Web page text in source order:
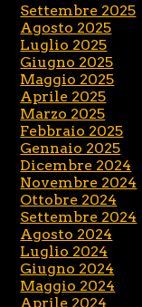
Settembre 2025
Agosto 2025
Luglio 2025
Giugno 2025
Maggio 2025
Aprile 2025
Marzo 2025
Febbraio 2025
Gennaio 2025
Dicembre 2024
Novembre 2024
Ottobre 2024
Settembre 2024
Agosto 2024
Luglio 2024
Giugno 2024
Maggio 2024
Aprile 2024